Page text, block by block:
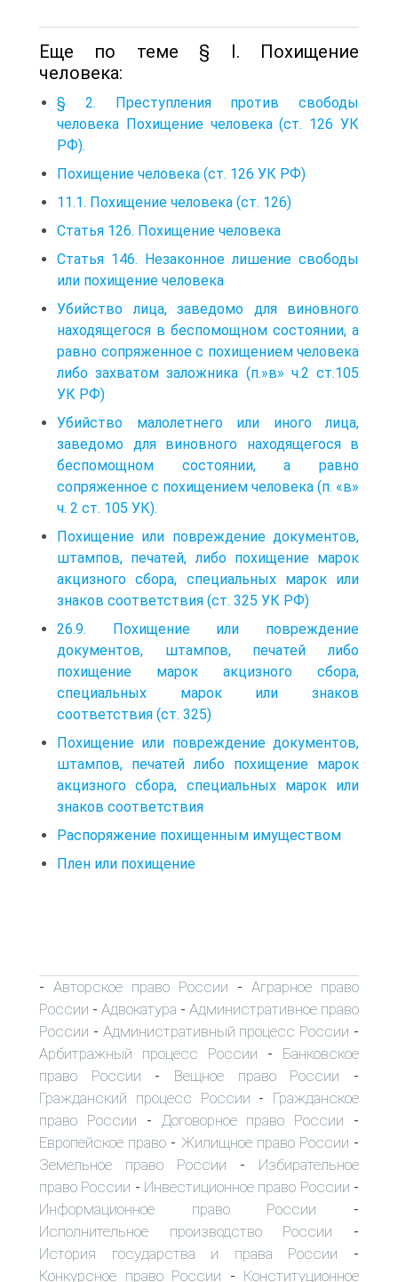
Еще по теме § I. Похищение
человека:
§ 2. Преступления против свободы
человека Похищение человека (ст. 126 УК
РФ).
Похищение человека (ст. 126 УК РФ)
11.1. Похищение человека (ст. 126)
Статья 126. Похищение человека
Статья 146. Незаконное лишение свободы
или похищение человека
Убийство лица, заведомо для виновного
находящегося в беспомощном состоянии, а
равно сопряженное с похищением человека
либо захватом заложника (п.»в» ч.2 ст.105
УК РФ)
Убийство малолетнего или иного лица,
заведомо для виновного находящегося в
беспомощном состоянии, а равно
сопряженное с похищением человека (п. «в»
ч. 2 ст. 105 УК).
Похищение или повреждение документов,
штампов, печатей, либо похищение марок
акцизного сбора, специальных марок или
знаков соответствия (ст. 325 УК РФ)
26.9. Похищение или повреждение
документов, штампов, печатей либо
похищение марок акцизного сбора,
специальных марок или знаков
соответствия (ст. 325)
Похищение или повреждение документов,
штампов, печатей либо похищение марок
акцизного сбора, специальных марок или
знаков соответствия
Распоряжение похищенным имуществом
Плен или похищение
- Авторское право России - Аграрное право
России - Адвокатура - Административное право
России - Административный процесс России -
Арбитражный процесс России - Банковское
право России - Вещное право России -
Гражданский процесс России - Гражданское
право России - Договорное право России -
Европейское право - Жилищное право России -
Земельное право России - Избирательное
право России - Инвестиционное право России -
Информационное право России -
Исполнительное производство России -
История государства и права России -
Конкурсное право России - Конституционное